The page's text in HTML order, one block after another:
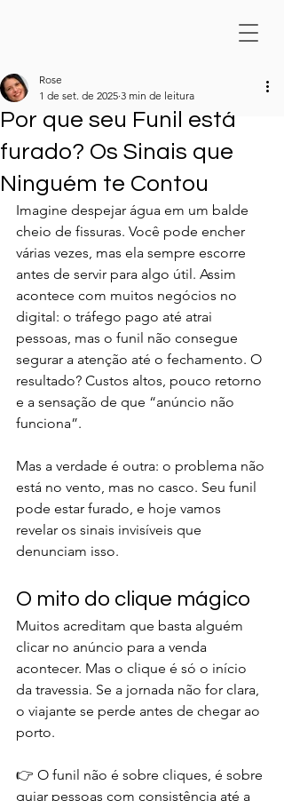
Por que seu Funil está
furado? Os Sinais que
Ninguém te Contou
Rose
1 de set. de 2025 3 min de leitura
Imagine despejar água em um balde
cheio de fissuras. Você pode encher
várias vezes, mas ela sempre escorre
antes de servir para algo útil. Assim
acontece com muitos negócios no
digital: o tráfego pago até atrai
pessoas, mas o funil não consegue
segurar a atenção até o fechamento. O
resultado? Custos altos, pouco retorno
e a sensação de que “anúncio não
funciona”.
Mas a verdade é outra: o problema não
está no vento, mas no casco. Seu funil
pode estar furado, e hoje vamos
revelar os sinais invisíveis que
denunciam isso.
O mito do clique mágico
Muitos acreditam que basta alguém
clicar no anúncio para a venda
acontecer. Mas o clique é só o início
da travessia. Se a jornada não for clara,
o viajante se perde antes de chegar ao
porto.
👉 O funil não é sobre cliques, é sobre
guiar pessoas com consistência até a